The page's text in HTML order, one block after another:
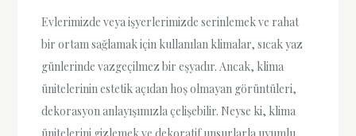
Evlerimizde veya işyerlerimizde serinlemek ve rahat
bir ortam sağlamak için kullanılan klimalar, sıcak yaz
günlerinde vazgeçilmez bir eşyadır. Ancak, klima
ünitelerinin estetik açıdan hoş olmayan görüntüleri,
dekorasyon anlayışımızla çelişebilir. Neyse ki, klima